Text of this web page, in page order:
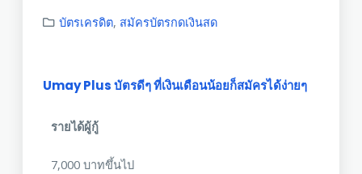
บัตรเครดิต, สมัครบัตรกดเงินสด
Umay Plus บัตรดีๆ ที่เงินเดือนน้อยก็สมัครได้ง่ายๆ
รายได้ผู้กู้
7,000 บาทขึ้นไป